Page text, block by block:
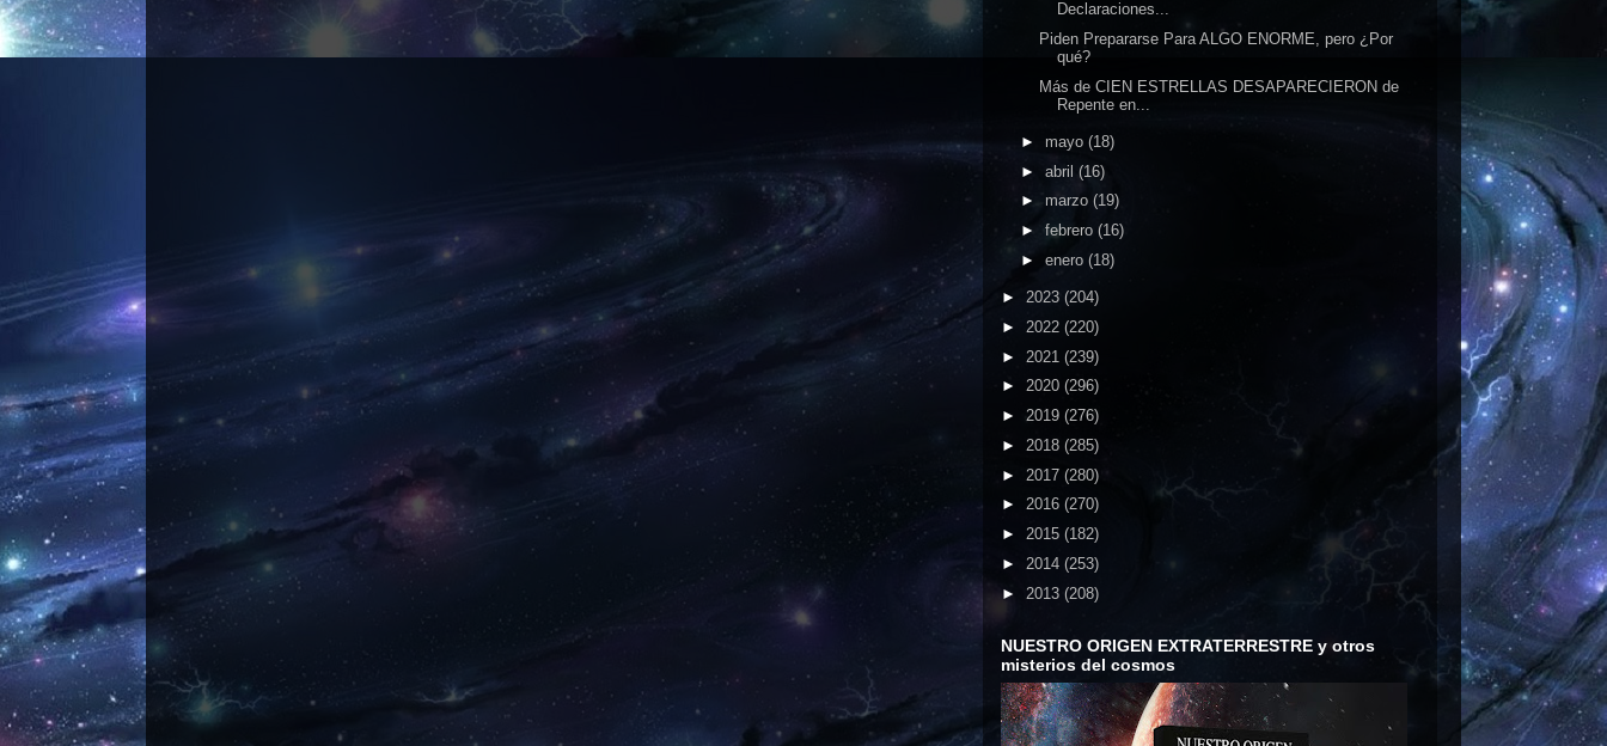
Declaraciones...
Piden Prepararse Para ALGO ENORME, pero ¿Por
qué?
Más de CIEN ESTRELLAS DESAPARECIERON de
Repente en...
► mayo (18)
► abril (16)
► marzo (19)
► febrero (16)
► enero (18)
► 2023 (204)
► 2022 (220)
► 2021 (239)
► 2020 (296)
► 2019 (276)
► 2018 (285)
► 2017 (280)
► 2016 (270)
► 2015 (182)
► 2014 (253)
► 2013 (208)
NUESTRO ORIGEN EXTRATERRESTRE y otros
misterios del cosmos